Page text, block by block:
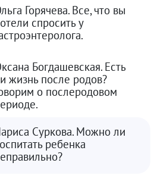
Горячева. Все, что вы
спросить у
Богдашевская. Есть
жизнь после родов?
о послеродовом
Суркова. Можно ли
ребенка